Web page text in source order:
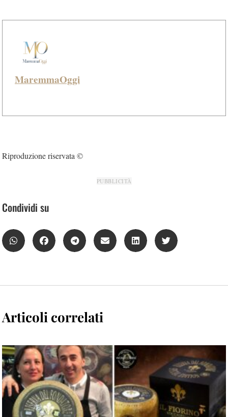
MaremmaOggi
Riproduzione riservata ©
PUBBLICITÀ
Condividi su
Articoli correlati